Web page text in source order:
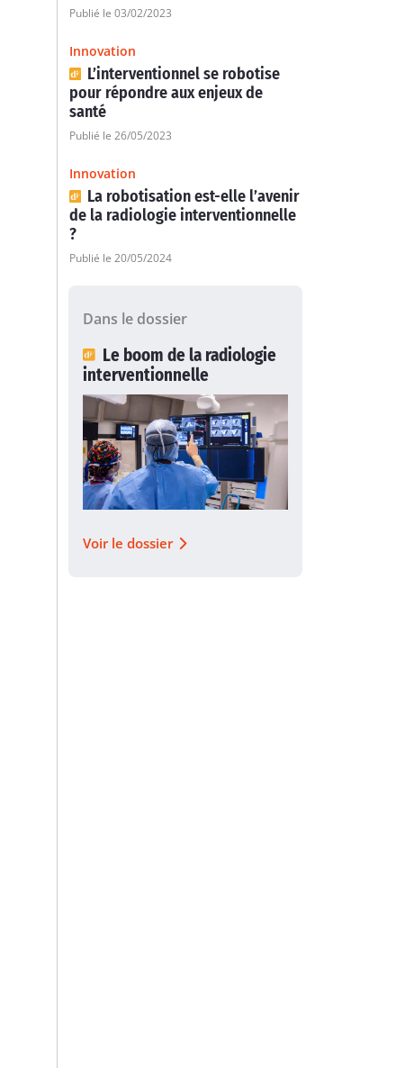
Publié le 03/02/2023
Innovation
L’interventionnel se robotise
pour répondre aux enjeux de
santé
Publié le 26/05/2023
Innovation
La robotisation est-elle l’avenir
de la radiologie interventionnelle
?
Publié le 20/05/2024
Dans le dossier
Le boom de la radiologie
interventionnelle
Voir le dossier